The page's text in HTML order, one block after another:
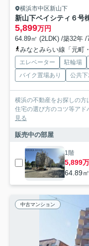
横浜市中区新山下
新山下ベイシティ６号
5,899万円
64.89㎡ (2LDK) /築32年 /
みなとみらい線「元町
エレベーター 駐輪場
バイク置場あり
公共下
横浜の不動産をお探しの
住宅の選び方のコツ等アド
見る
販売中の部屋
1階
5,899
64.89
中古マンション